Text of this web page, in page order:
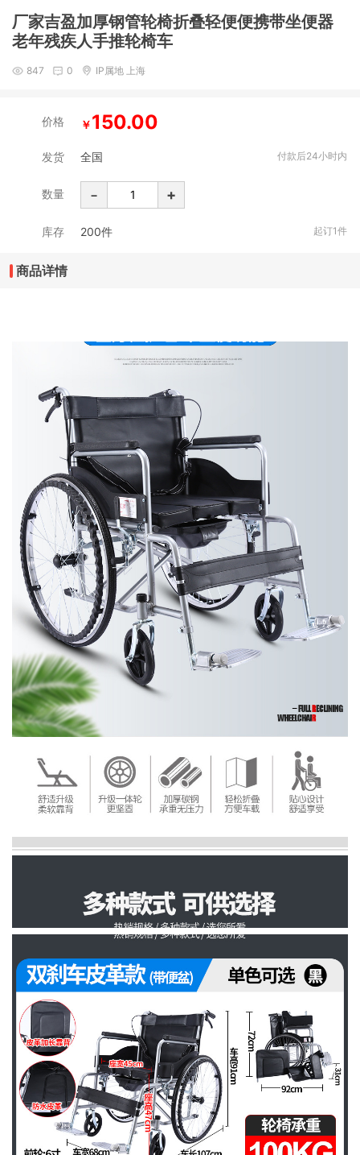
厂家吉盈加厚钢管轮椅折叠轻便便携带坐便器
老年残疾人手推轮椅车
847 0 IP属地 上海
价格 ￥150.00
发货 全国 付款后24小时内
数量 - +
库存 200件 起订1件
商品详情